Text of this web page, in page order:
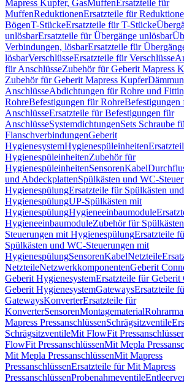
Mapress Kupfer, GasMuffenErsatzteile für
MuffenReduktionenErsatzteile für
BögenT-StückeErsatzteile für T-Stücke
unlösbarErsatzteile für Übergänge unlösbar
Verbindungen, lösbarErsatzteile für
lösbarVerschlüsseErsatzteile für Verschlüsse
für AnschlüsseZubehör für Geberit Mapress
Zubehör für Geberit Mapress Kupfer
AnschlüsseAbdichtungen für Rohre und
RohreBefestigungen für RohreBefestigungen
AnschlüsseErsatzteile für Befestigungen für
AnschlüsseSystemdichtungenSets Schraube
FlanschverbindungenGeberit
HygienesystemHygienespüleinheiten
HygienespüleinheitenZubehör für
HygienespüleinheitenSensorenKabel
und AbdeckplattenSpülkästen und WC-
HygienespülungErsatzteile für Spülkästen
HygienespülungUP-Spülkästen mit
HygienespülungHygieneeinbaumodule
HygieneeinbaumoduleZubehör für
Steuerungen mit HygienespülungErsatzteile
Spülkästen und WC-Steuerungen mit
HygienespülungSensorenKabelNetzteile
NetzteileNetzwerkkomponentenGeberit
Geberit HygienesystemErsatzteile für
Geberit HygienesystemGatewaysErsatzteile
GatewaysKonverterErsatzteile für
KonverterSensorenMontagematerial
Mapress PressanschlüssenSchrägsitzventile
SchrägsitzventileMit FlowFit
FlowFit PressanschlüssenMit Mepla
Mit Mepla PressanschlüssenMit Mapress
PressanschlüssenErsatzteile für Mit Mapress
PressanschlüssenProbenahmeventile